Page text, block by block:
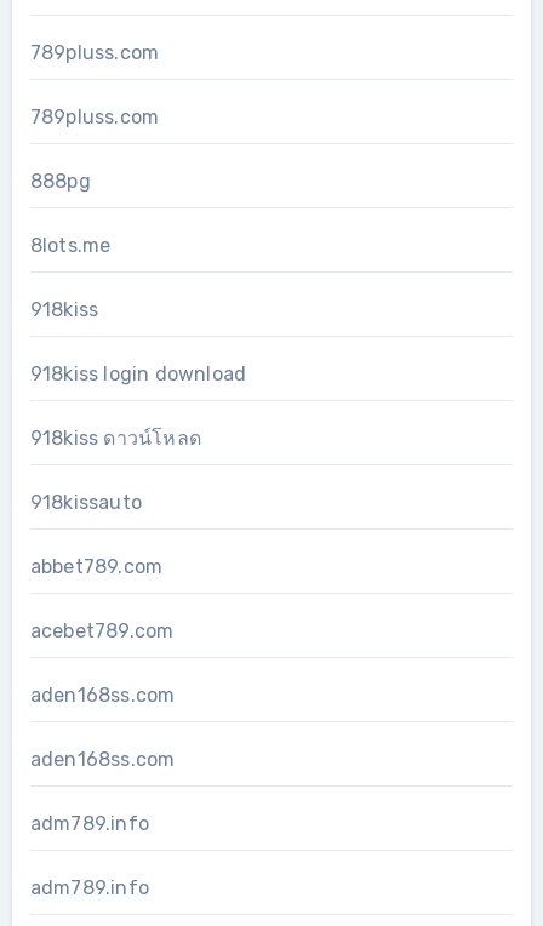
789pluss.com
789pluss.com
888pg
8lots.me
918kiss
918kiss login download
918kiss ดาวน์โหลด
918kissauto
abbet789.com
acebet789.com
aden168ss.com
aden168ss.com
adm789.info
adm789.info